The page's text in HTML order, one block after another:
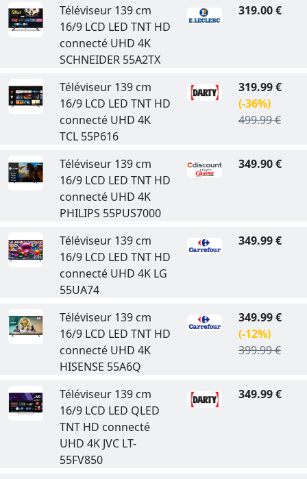
Téléviseur 139 cm
16/9 LCD LED TNT HD
connecté UHD 4K
SCHNEIDER 55A2TX
319.00 €
Téléviseur 139 cm
16/9 LCD LED TNT HD
connecté UHD 4K
TCL 55P616
319.99 €
(-36%)
499.99 €
Téléviseur 139 cm
16/9 LCD LED TNT HD
connecté UHD 4K
PHILIPS 55PUS7000
349.90 €
Téléviseur 139 cm
16/9 LCD LED TNT HD
connecté UHD 4K LG
55UA74
349.99 €
Téléviseur 139 cm
16/9 LCD LED TNT HD
connecté UHD 4K
HISENSE 55A6Q
349.99 €
(-12%)
399.99 €
Téléviseur 139 cm
16/9 LCD LED QLED
TNT HD connecté
UHD 4K JVC LT-
55FV850
349.99 €